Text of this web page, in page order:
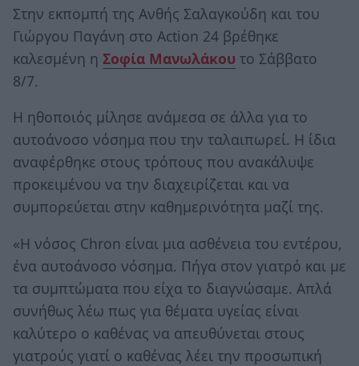
Στην εκπομπή της Ανθής Σαλαγκούδη και του
Γιώργου Παγάνη στο Action 24 βρέθηκε
καλεσμένη η Σοφία Μανωλάκου το Σάββατο
8/7.
Η ηθοποιός μίλησε ανάμεσα σε άλλα για το
αυτοάνοσο νόσημα που την ταλαιπωρεί. Η ίδια
αναφέρθηκε στους τρόπους που ανακάλυψε
προκειμένου να την διαχειρίζεται και να
συμπορεύεται στην καθημερινότητα μαζί της.
«Η νόσος Chron είναι μια ασθένεια του εντέρου,
ένα αυτοάνοσο νόσημα. Πήγα στον γιατρό και με
τα συμπτώματα που είχα το διαγνώσαμε. Απλά
συνήθως λέω πως για θέματα υγείας είναι
καλύτερο ο καθένας να απευθύνεται στους
γιατρούς γιατί ο καθένας λέει την προσωπική